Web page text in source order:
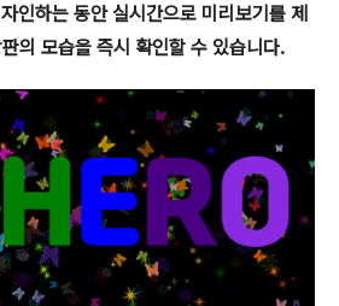
인하는 동안 실시간으로 미리보기를 제
의 모습을 즉시 확인할 수 있습니다.